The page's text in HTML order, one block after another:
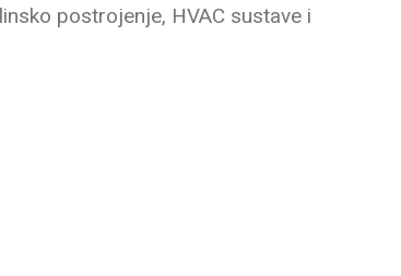
postrojenje, HVAC sustave i